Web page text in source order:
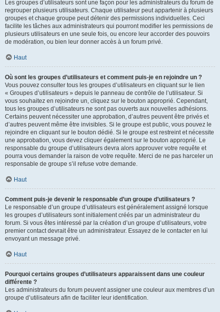
Les groupes d’utilisateurs sont une façon pour les administrateurs du forum de
regrouper plusieurs utilisateurs. Chaque utilisateur peut appartenir à plusieurs
groupes et chaque groupe peut détenir des permissions individuelles. Ceci
facilite les tâches aux administrateurs qui pourront modifier les permissions de
plusieurs utilisateurs en une seule fois, ou encore leur accorder des pouvoirs
de modération, ou bien leur donner accès à un forum privé.
Haut
Où sont les groupes d’utilisateurs et comment puis-je en rejoindre un ?
Vous pouvez consulter tous les groupes d’utilisateurs en cliquant sur le lien
« Groupes d’utilisateurs » depuis le panneau de contrôle de l’utilisateur. Si
vous souhaitez en rejoindre un, cliquez sur le bouton approprié. Cependant,
tous les groupes d’utilisateurs ne sont pas ouverts aux nouvelles adhésions.
Certains peuvent nécessiter une approbation, d’autres peuvent être privés et
d’autres peuvent même être invisibles. Si le groupe est public, vous pouvez le
rejoindre en cliquant sur le bouton dédié. Si le groupe est restreint et nécessite
une approbation, vous devez cliquer également sur le bouton approprié. Le
responsable du groupe d’utilisateurs devra alors approuver votre requête et
pourra vous demander la raison de votre requête. Merci de ne pas harceler un
responsable de groupe s’il refuse votre demande.
Haut
Comment puis-je devenir le responsable d’un groupe d’utilisateurs ?
Le responsable d’un groupe d’utilisateurs est généralement assigné lorsque
les groupes d’utilisateurs sont initialement créés par un administrateur du
forum. Si vous êtes intéressé par la création d’un groupe d’utilisateurs, votre
premier contact devrait être un administrateur. Essayez de le contacter en lui
envoyant un message privé.
Haut
Pourquoi certains groupes d’utilisateurs apparaissent dans une couleur
différente ?
Les administrateurs du forum peuvent assigner une couleur aux membres d’un
groupe d’utilisateurs afin de faciliter leur identification.